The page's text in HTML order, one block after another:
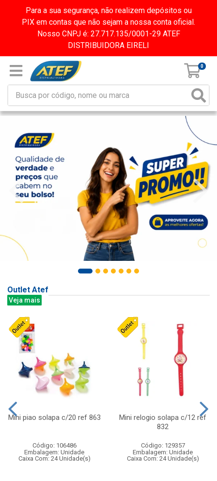
Para a sua segurança, não realizem depósitos ou
PIX em contas que não sejam a nossa conta oficial.
Nosso CNPJ é: 27.717.135/0001-29 ATEF
DISTRIBUIDORA EIRELI
0
Outlet Atef
Veja mais
Mini piao solapa c/20 ref 863
Código: 106486
Embalagem: Unidade
Caixa Com: 24 Unidade(s)
Mini relogio solapa c/12 ref
832
Código: 129357
Embalagem: Unidade
Caixa Com: 24 Unidade(s)